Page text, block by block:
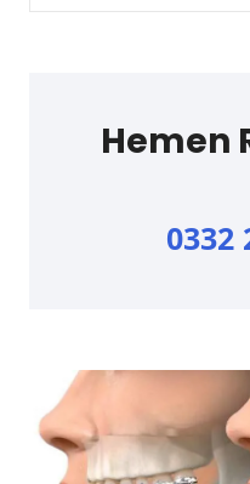
Hemen
0332